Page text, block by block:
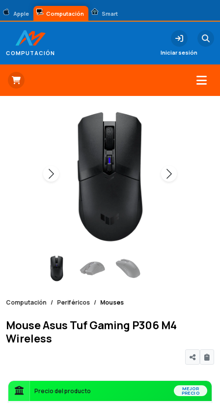
Apple Computación Smart
COMPUTACIÓN Iniciar sesión
Computación Periféricos Mouses
Mouse Asus Tuf Gaming P306 M4
Wireless
Precio del producto MEJOR
PRECIO